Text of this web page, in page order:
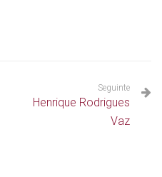
Seguinte
Henrique Rodrigues
Vaz